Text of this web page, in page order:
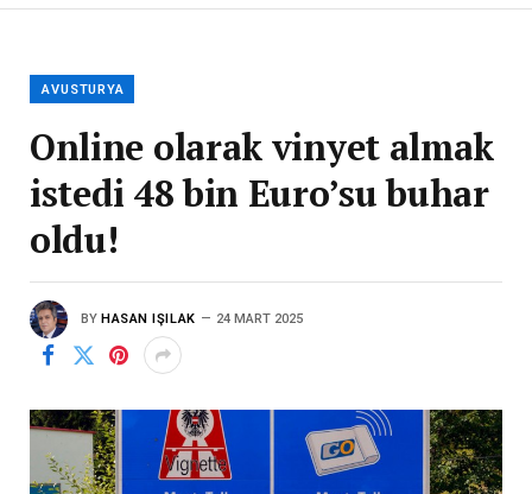
AVUSTURYA
Online olarak vinyet almak
istedi 48 bin Euro’su buhar
oldu!
BY HASAN IŞILAK 24 MART 2025